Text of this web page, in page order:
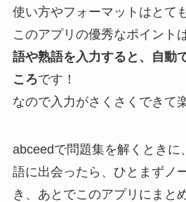
使い方やフォーマットはとて
このアプリの優秀なポイントは
語や熟語を入力すると、自動
ころです！
なので入力がさくさくできて
abceedで問題集を解くときに
語に出会ったら、ひとまずノ
き、あとでこのアプリにまと